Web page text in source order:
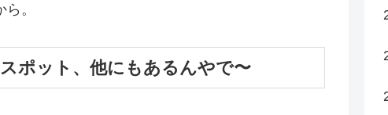
。
ポット、他にもあるんやで〜